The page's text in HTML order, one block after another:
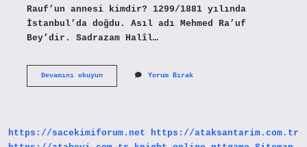
Rauf’un annesi kimdir? 1299/1881 yılında
İstanbul’da doğdu. Asıl adı Mehmed Ra’uf
Bey’dir. Sadrazam Halîl…
Devamını okuyunMehmet
Yorum Bırak
https://sacekimiforum.net
https://ataksantarim.com.tr